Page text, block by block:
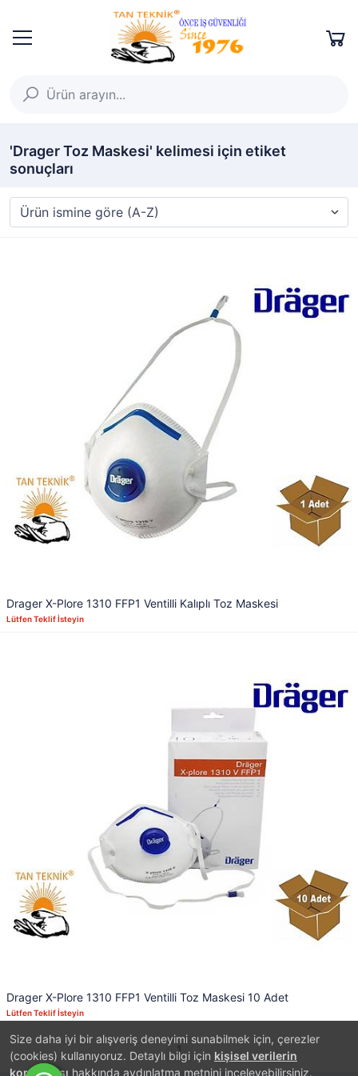
Size daha iyi bir alışveriş deneyimi sunabilmek için, çerezler
(cookies) kullanıyoruz. Detaylı bilgi için kişisel verilerin
korunması hakkında aydınlatma metnini inceleyebilirsiniz.
'Drager Toz Maskesi' kelimesi için etiket
sonuçları
Drager X-Plore 1310 FFP1 Ventilli Kalıplı Toz Maskesi
Lütfen Teklif İsteyin
Drager X-Plore 1310 FFP1 Ventilli Toz Maskesi 10 Adet
Lütfen Teklif İsteyin
1